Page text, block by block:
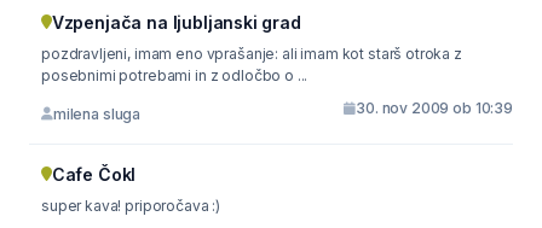
Vzpenjača na ljubljanski grad
pozdravljeni, imam eno vprašanje: ali imam kot starš otroka z
posebnimi potrebami in z odločbo o ...
milena sluga 30. nov 2009 ob 10:39
Cafe Čokl
super kava! priporočava :)